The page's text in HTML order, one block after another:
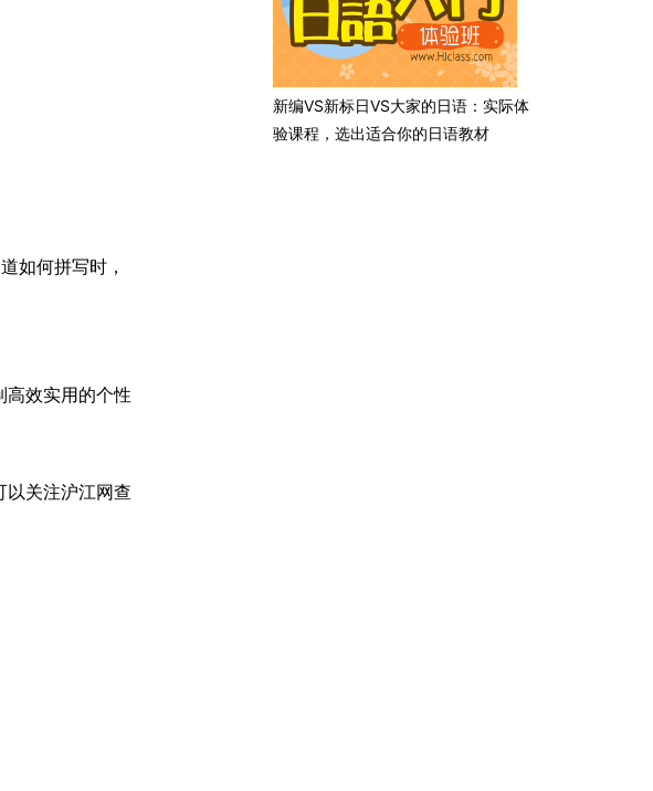
如何拼写时，
高效实用的个性
以关注沪江网查
新编VS新标日VS大家的日语：实际体
验课程，选出适合你的日语教材